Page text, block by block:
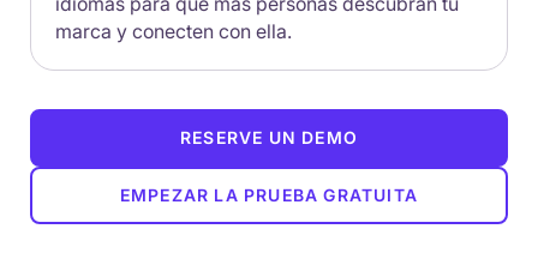
marca y conecten con ella.
RESERVE UN DEMO
EMPEZAR LA PRUEBA GRATUITA